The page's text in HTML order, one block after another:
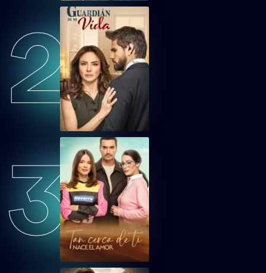
TCDTNEAEP49
Tan cerca de ti, nace el amor Capítulo 49
TCDTNEAEP50
Tan cerca de ti, nace el amor Capítulo 50
TCDTNEAEP51
Tan cerca de ti, nace el amor Capítulo 51
TCDTNEAEP52
Tan cerca de ti, nace el amor Capítulo 52
TCDTNEAEP53
Tan cerca de ti, nace el amor Capítulo 53
TCDTNEAEP54
Tan cerca de ti, nace el amor Capítulo 54
2
3